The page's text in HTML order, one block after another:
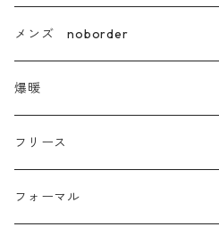
カシミア
ラクーン フェレット フォックス
モヘア
モチッとニット
メンズ noborder
爆暖
フリース
フォーマル